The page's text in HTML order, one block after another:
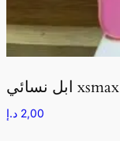
ابل نسائي xsmax
2,00 د.إ